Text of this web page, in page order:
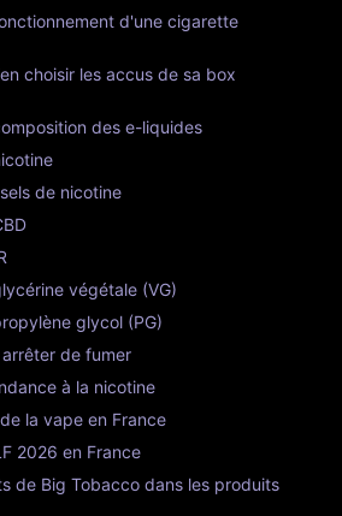
d'une cigarette
choisir les accus de sa box
des e-liquides
de nicotine
végétale (VG)
glycol (PG)
de fumer
à la nicotine
la vape en France
2026 en France
de Big Tobacco dans les produits